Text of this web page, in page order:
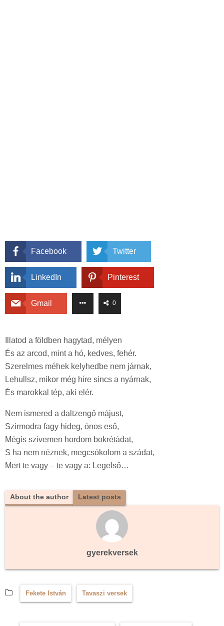
Facebook Twitter
LinkedIn Pinterest
Gmail 0
Illatod a földben hagytad, mélyen
És az arcod, mint a hó, kedves, fehér.
Szerelmes méhek kelyhedbe nem járnak,
Lehullsz, mikor még híre sincs a nyárnak,
És marokkal tép, aki elér.
Nem ismered a daltzengő májust,
Szirmodra fagy hideg, ónos eső,
Mégis szívemen hordom bokrétádat,
S ha nem néznek, megcsókolom a szádat,
Mert te vagy – te vagy a: Legelső…
About the author Latest posts
gyerekversek
Fekete István Tavaszi versek